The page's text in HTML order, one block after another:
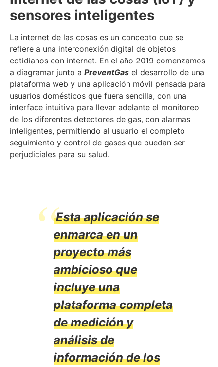
sensores inteligentes
La internet de las cosas​ es un concepto que se
refiere a una interconexión digital de objetos
cotidianos con internet. En el año 2019 comenzamos
a diagramar junto a PreventGas el desarrollo de una
plataforma web y una aplicación móvil pensada para
usuarios domésticos que fuera sencilla, con una
interface intuitiva para llevar adelante el monitoreo
de los diferentes detectores de gas, con alarmas
inteligentes, permitiendo al usuario el completo
seguimiento y control de gases que puedan ser
perjudiciales para su salud.
Esta aplicación se
enmarca en un
proyecto más
ambicioso que
incluye una
plataforma completa
de medición y
análisis de
información de los